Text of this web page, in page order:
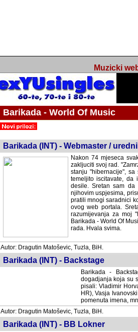
Muzicki
Barikada - World Of Music
Barikada (INT) - Webmaster /
Nakon 74 mjeseca
zakljuciti svoj rad.
stanju "hibernacije",
temeljito iscitavate, da
Sretan sam da sam u
uspjesima,
mnogi saradnici koji su
web portala. Sretan
razumijevanja za moj
Barikada - World Of
rada. Hvala svima.
Autor: Dragutin Matoševic, Tuzla, BiH.
Barikada (INT) - Backstage
Barikada -
dogadjanja koja su
pisali: Vladimir
HR), Vasja
pomenuta imena,
Autor: Dragutin Matoševic, Tuzla, BiH.
Barikada (INT) - BB Lokner